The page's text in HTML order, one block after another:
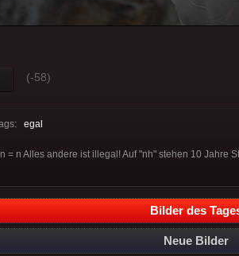
(-58)
egal
= n Alles andere ist illegal! Auf "nh" stehen 10 Jahre
Bilder des
Neue Bilder